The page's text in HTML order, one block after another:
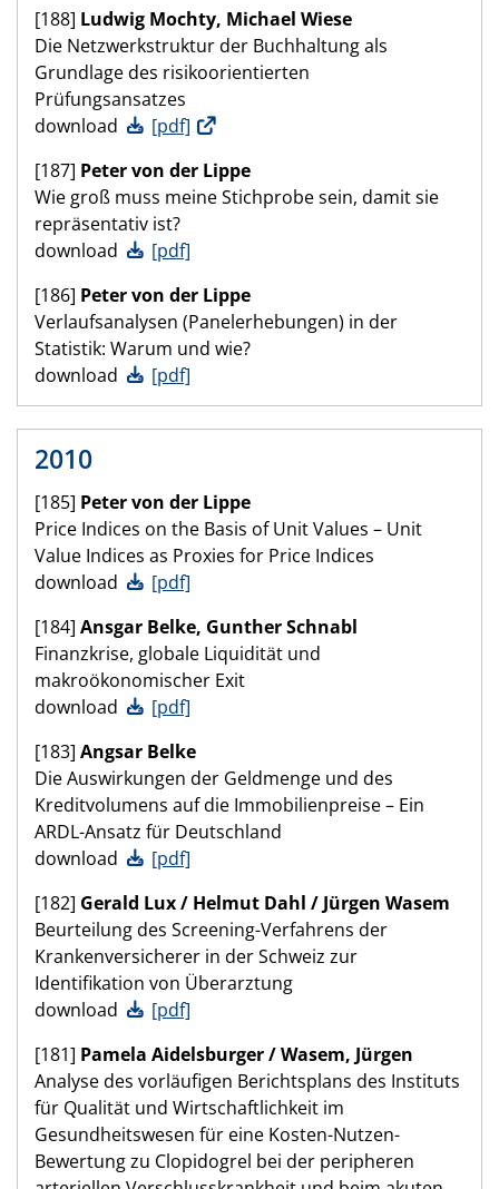
[188] Ludwig Mochty, Michael Wiese
Die Netzwerkstruktur der Buchhaltung als
Grundlage des risikoorientierten
Prüfungsansatzes
download
[pdf]
[187] Peter von der Lippe
Wie groß muss meine Stichprobe sein, damit sie
repräsentativ ist?
download
[pdf]
[186] Peter von der Lippe
Verlaufsanalysen (Panelerhebungen) in der
Statistik: Warum und wie?
download
[pdf]
2010
[185] Peter von der Lippe
Price Indices on the Basis of Unit Values – Unit
Value Indices as Proxies for Price Indices
download
[pdf]
[184] Ansgar Belke, Gunther Schnabl
Finanzkrise, globale Liquidität und
makroökonomischer Exit
download
[pdf]
[183] Angsar Belke
Die Auswirkungen der Geldmenge und des
Kreditvolumens auf die Immobilienpreise – Ein
ARDL-Ansatz für Deutschland
download
[pdf]
[182] Gerald Lux / Helmut Dahl / Jürgen Wasem
Beurteilung des Screening-Verfahrens der
Krankenversicherer in der Schweiz zur
Identifikation von Überarztung
download
[pdf]
[181] Pamela Aidelsburger / Wasem, Jürgen
Analyse des vorläufigen Berichtsplans des Instituts
für Qualität und Wirtschaftlichkeit im
Gesundheitswesen für eine Kosten-Nutzen-
Bewertung zu Clopidogrel bei der peripheren